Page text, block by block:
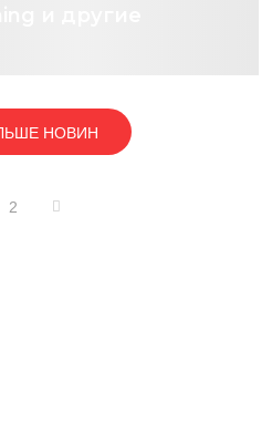
и другие
НОВИН
2